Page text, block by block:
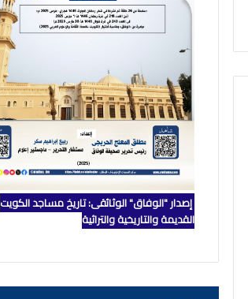
إصدار "الوفاق" الوثائقي: تاريخ مساجد الكويت
القديمة والتاريخية والتراثية